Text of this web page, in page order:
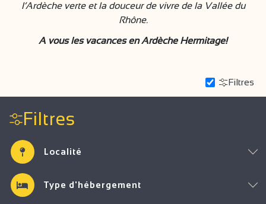
l’Ardèche verte et la douceur de vivre de la Vallée du
Rhône.
A vous les vacances en Ardèche Hermitage!
Filtres
Filtres
Localité
Type d'hébergement